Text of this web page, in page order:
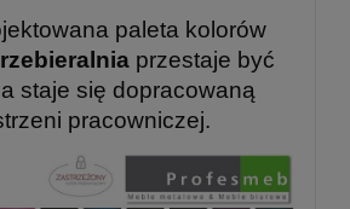
paleta kolorów
przestaje być
a staje się dopracowaną
pracowniczej.